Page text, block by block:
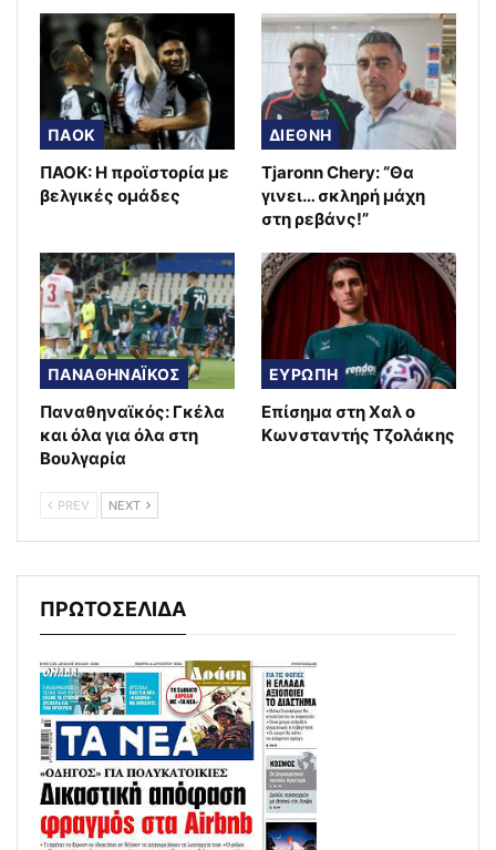
ΠΑΟΚ
ΠΑΟΚ: Η προϊστορία με
βελγικές ομάδες
ΔΙΕΘΝΗ
Tjaronn Chery: “Θα
γινει… σκληρή μάχη
στη ρεβάνς!”
ΠΑΝΑΘΗΝΑΪΚΟΣ
Παναθηναϊκός: Γκέλα
και όλα για όλα στη
Βουλγαρία
ΕΥΡΩΠΗ
Επίσημα στη Χαλ ο
Κωνσταντής Τζολάκης
PREV NEXT
ΠΡΩΤΟΣΕΛΙΔΑ